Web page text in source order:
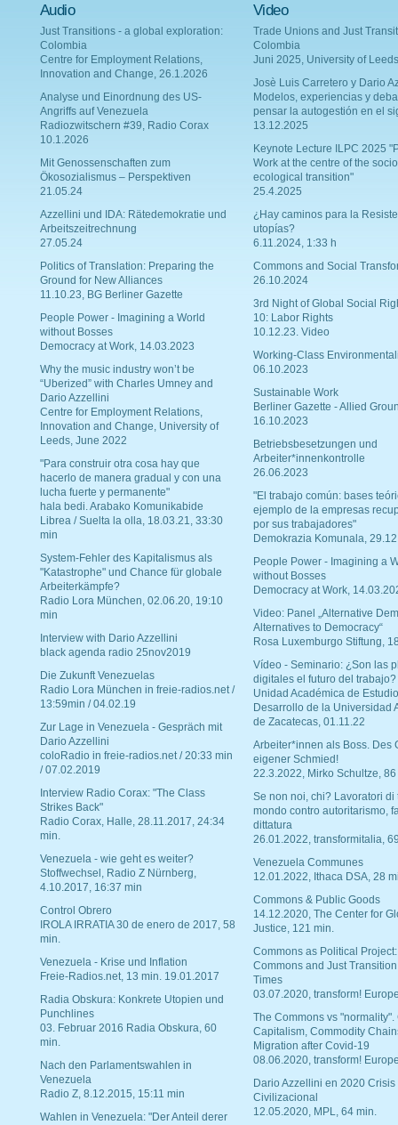
Audio
Just Transitions - a global exploration:
Colombia
Centre for Employment Relations,
Innovation and Change, 26.1.2026
Analyse und Einordnung des US-
Angriffs auf Venezuela
Radiozwitschern #39, Radio Corax
10.1.2026
Mit Genossenschaften zum
Ökosozialismus – Perspektiven
21.05.24
Azzellini und IDA: Rätedemokratie und
Arbeitszeitrechnung
27.05.24
Politics of Translation: Preparing the
Ground for New Alliances
11.10.23, BG Berliner Gazette
People Power - Imagining a World
without Bosses
Democracy at Work, 14.03.2023
Why the music industry won’t be
“Uberized” with Charles Umney and
Dario Azzellini
Centre for Employment Relations,
Innovation and Change, University of
Leeds, June 2022
"Para construir otra cosa hay que
hacerlo de manera gradual y con una
lucha fuerte y permanente"
hala bedi. Arabako Komunikabide
Librea / Suelta la olla, 18.03.21, 33:30
min
System-Fehler des Kapitalismus als
"Katastrophe" und Chance für globale
Arbeiterkämpfe?
Radio Lora München, 02.06.20, 19:10
min
Interview with Dario Azzellini
black agenda radio 25nov2019
Die Zukunft Venezuelas
Radio Lora München in freie-radios.net /
13:59min / 04.02.19
Zur Lage in Venezuela - Gespräch mit
Dario Azzellini
coloRadio in freie-radios.net / 20:33 min
/ 07.02.2019
Interview Radio Corax: "The Class
Strikes Back"
Radio Corax, Halle, 28.11.2017, 24:34
min.
Venezuela - wie geht es weiter?
Stoffwechsel, Radio Z Nürnberg,
4.10.2017, 16:37 min
Control Obrero
IROLA IRRATIA 30 de enero de 2017, 58
min.
Venezuela - Krise und Inflation
Freie-Radios.net, 13 min. 19.01.2017
Radia Obskura: Konkrete Utopien und
Punchlines
03. Februar 2016 Radia Obskura, 60
min.
Nach den Parlamentswahlen in
Venezuela
Radio Z, 8.12.2015, 15:11 min
Wahlen in Venezuela: "Der Anteil derer
Video
Trade Unions and Just
Colombia
Juni 2025, University of Leeds
Josè Luis Carretero y Dario
Modelos, experiencias y
pensar la autogestión en el
13.12.2025
Keynote Lecture ILPC 2025
Work at the centre of the
ecological transition"
25.4.2025
¿Hay caminos para la
utopías?
6.11.2024, 1:33 h
Commons and Social
26.10.2024
3rd Night of Global Social
10: Labor Rights
10.12.23. Video
Working-Class
06.10.2023
Sustainable Work
Berliner Gazette - Allied
16.10.2023
Betriebsbesetzungen und
Arbeiter*innenkontrolle
26.06.2023
"El trabajo común: bases
ejemplo de la empresas
por sus trabajadores"
Demokrazia Komunala,
People Power - Imagining a
without Bosses
Democracy at Work,
Video: Panel „Alternative
Alternatives to Democracy“
Rosa Luxemburgo Stiftung,
Vídeo - Seminario: ¿Son las
digitales el futuro del trabajo?
Unidad Académica de
Desarrollo de la Universidad
de Zacatecas, 01.11.22
Arbeiter*innen als Boss. Des
eigener Schmied!
22.3.2022, Mirko Schultze, 86
Se non noi, chi? Lavoratori di
mondo contro autoritarismo,
dittatura
26.01.2022, transformitalia,
Venezuela Communes
12.01.2022, Ithaca DSA, 28
Commons & Public Goods
14.12.2020, The Center for
Justice, 121 min.
Commons as Political Project:
Commons and Just
Times
03.07.2020, transform!
The Commons vs "normality".
Capitalism, Commodity
Migration after Covid-19
08.06.2020, transform!
Dario Azzellini en 2020 Crisis
Civilizacional
12.05.2020, MPL, 64 min.